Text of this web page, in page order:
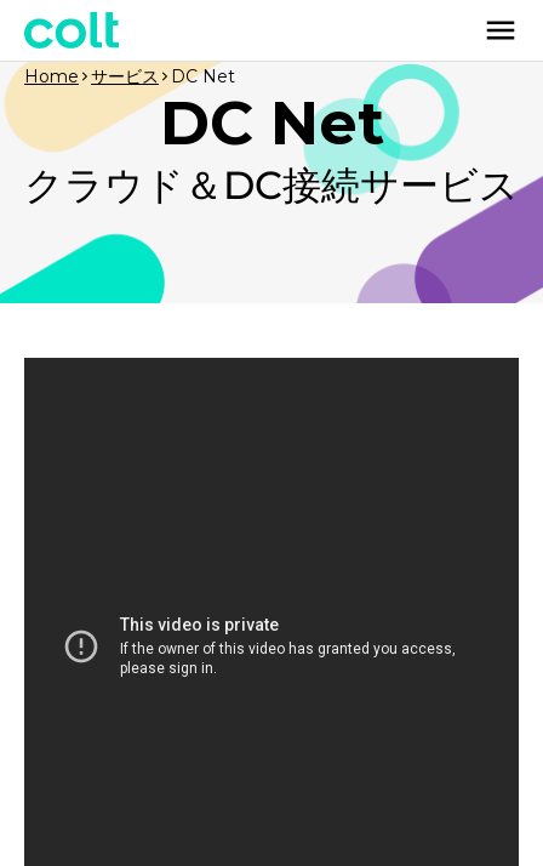
DC Net
クラウド＆DC接続サービス
Home サービス DC Net